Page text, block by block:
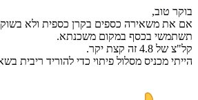
בוקר טוב,
אם את משאירה כספים בקרן כספית ולא בשוק
תשתמשי בכסף במקום משכנתא.
קל"צ של 4.8 זה קצת יקר.
הייתי מכניס מסלול פיתוי כדי להוריד ריבית